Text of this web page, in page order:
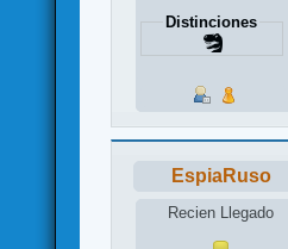
Distinciones
EspiaRuso
Recien Llegado